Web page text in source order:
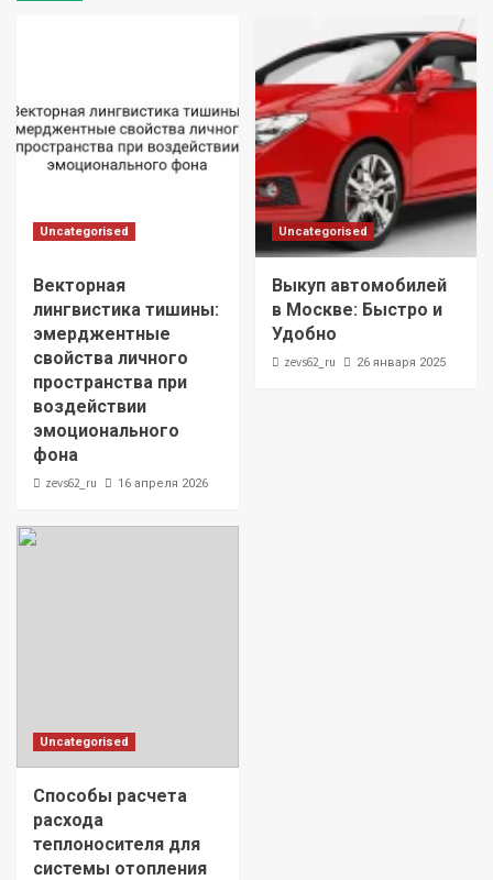
Uncategorised
Векторная
лингвистика тишины:
эмерджентные
свойства личного
пространства при
воздействии
эмоционального
фона
zevs62_ru 16 апреля 2026
Uncategorised
Выкуп автомобилей
в Москве: Быстро и
Удобно
zevs62_ru 26 января 2025
Uncategorised
Способы расчета
расхода
теплоносителя для
системы отопления